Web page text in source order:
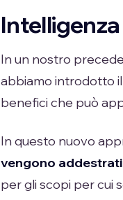
In un nostro
abbiamo introdotto
benefici che può
In questo nuovo
vengono
per gli scopi per cui